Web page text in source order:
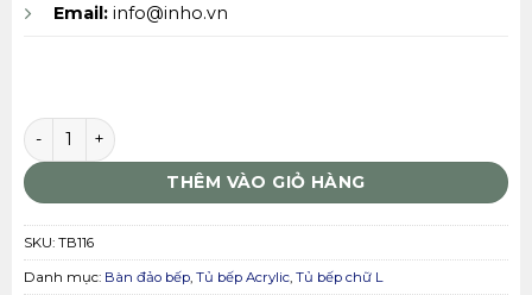
Email:info@inho.vn
Tủ bếp An Cường TB116 số lượng
THÊM VÀO GIỎ HÀNG
SKU: TB116
Danh mục: Bàn đảo bếp, Tủ bếp Acrylic, Tủ bếp chữ L